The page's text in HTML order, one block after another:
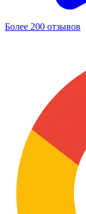
Более 200 отзывов